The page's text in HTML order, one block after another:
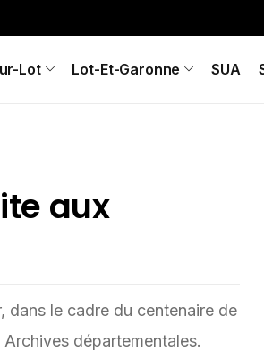
Lot Lot-Et-Garonne SUA
aux
dans le cadre du centenaire de
départementales.